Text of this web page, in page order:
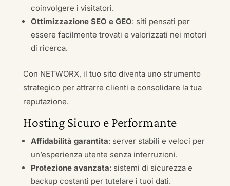
coinvolgere i visitatori.
Ottimizzazione SEO e GEO: siti pensati per
essere facilmente trovati e valorizzati nei motori
di ricerca.
Con NETWORX, il tuo sito diventa uno strumento
strategico per attrarre clienti e consolidare la tua
reputazione.
Hosting Sicuro e Performante
Affidabilità garantita: server stabili e veloci per
un’esperienza utente senza interruzioni.
Protezione avanzata: sistemi di sicurezza e
backup costanti per tutelare i tuoi dati.